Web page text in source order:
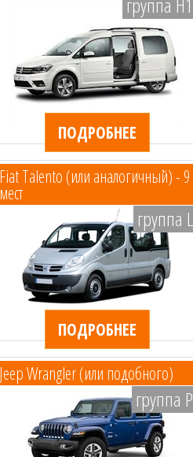
ПОДРОБНЕЕ
Fiat Talento (или аналогичный) - 9
мест
группа L
ПОДРОБНЕЕ
Jeep Wrangler (или подобного)
группа P